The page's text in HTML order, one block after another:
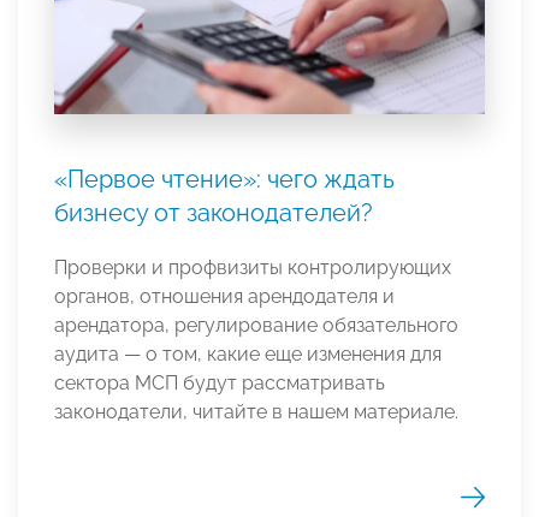
«Первое чтение»: чего ждать
бизнесу от законодателей?
Проверки и профвизиты контролирующих
органов, отношения арендодателя и
арендатора, регулирование обязательного
аудита — о том, какие еще изменения для
сектора МСП будут рассматривать
законодатели, читайте в нашем материале.